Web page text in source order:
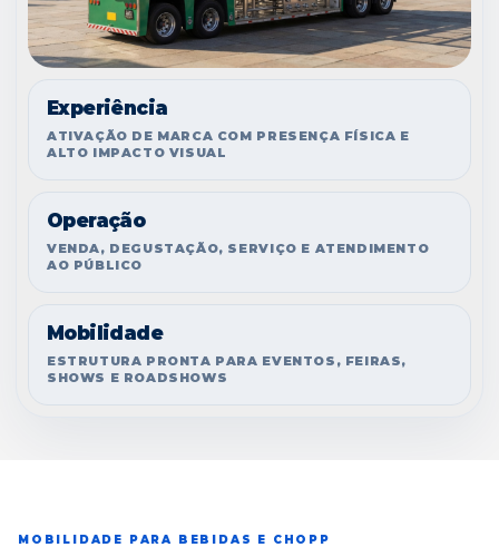
Experiência
ATIVAÇÃO DE MARCA COM PRESENÇA FÍSICA E
ALTO IMPACTO VISUAL
Operação
VENDA, DEGUSTAÇÃO, SERVIÇO E ATENDIMENTO
AO PÚBLICO
Mobilidade
ESTRUTURA PRONTA PARA EVENTOS, FEIRAS,
SHOWS E ROADSHOWS
MOBILIDADE PARA BEBIDAS E CHOPP